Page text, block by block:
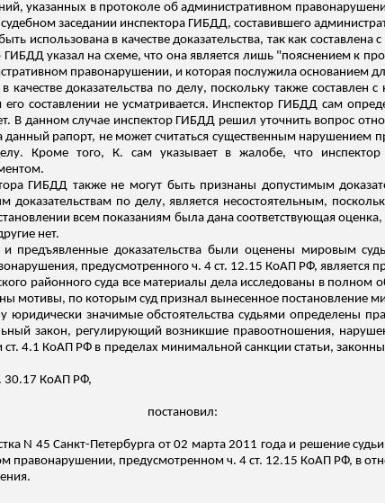
указанных в протоколе об административном
заседании инспектора ГИБДД, составившего
использована в качестве доказательства, так как
указал на схеме, что она является лишь "пояснением к
правонарушении, и которая послужила основанием
доказательства по делу, поскольку также составлен
составлении не усматривается. Инспектор ГИБДД сам
В данном случае инспектор ГИБДД решил уточнить вопрос
данный рапорт, не может считаться существенным
Кроме того, К. сам указывает в жалобе, что
ГИБДД также не могут быть признаны допустимым
доказательствам по делу, является несостоятельным,
всем показаниям была дана соответствующая
нет.
и предъявленные доказательства были оценены мировым
предусмотренного ч. 4 ст. 12.15 КоАП РФ, является
районного суда все материалы дела исследованы в
мотивы, по которым суд признал вынесенное постановление
юридически значимые обстоятельства судьями определены
закон, регулирующий возникшие правоотношения,
ст. 4.1 КоАП РФ в пределах минимальной санкции статьи,
30.17 КоАП РФ,
постановил:
N 45 Санкт-Петербурга от 02 марта 2011 года и решение
правонарушении, предусмотренном ч. 4 ст. 12.15 КоАП РФ, в